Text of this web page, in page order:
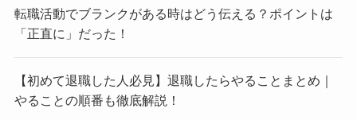
転職活動でブランクがある時はどう伝える？ポイントは
「正直に」だった！
【初めて退職した人必見】退職したらやることまとめ｜
やることの順番も徹底解説！